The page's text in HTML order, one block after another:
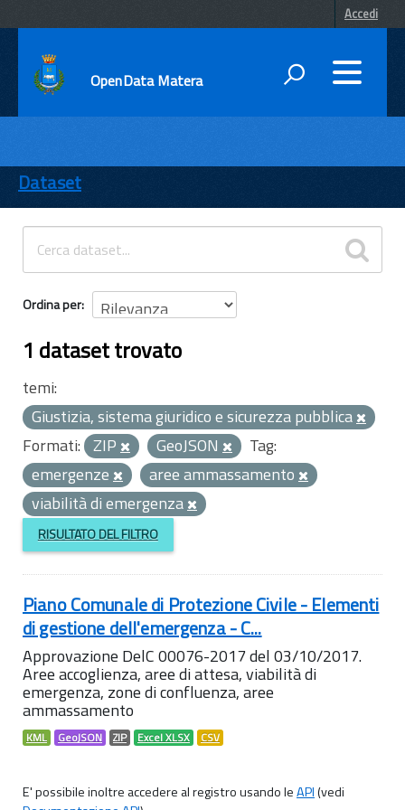
Accedi
OpenData Matera
ENTI
TEMI
INFORMAZIONI
Dataset
Ordina per
1 dataset trovato
temi:
Giustizia, sistema giuridico e sicurezza pubblica
Formati: ZIP GeoJSON
Tag:
emergenze
aree ammassamento
viabilità di emergenza
RISULTATO DEL FILTRO
Piano Comunale di Protezione Civile - Elementi
di gestione dell'emergenza - C...
Approvazione DelC 00076-2017 del 03/10/2017.
Aree accoglienza, aree di attesa, viabilità di
emergenza, zone di confluenza, aree
ammassamento
KML GeoJSON ZIP Excel XLSX CSV
E' possibile inoltre accedere al registro usando leAPI(vedi